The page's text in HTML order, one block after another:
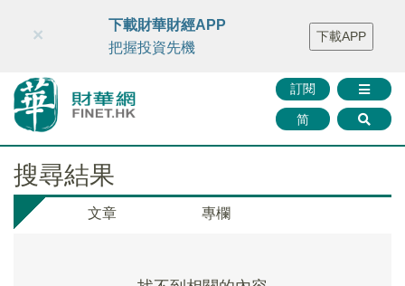
財華智庫網 FINTV FINMETA 財華證券 媒體矩陣
智庫沙龍
聯絡我們
訂閱
简
×
下載財華財經APP
把握投資先機
下載APP
搜尋結果
文章 專欄